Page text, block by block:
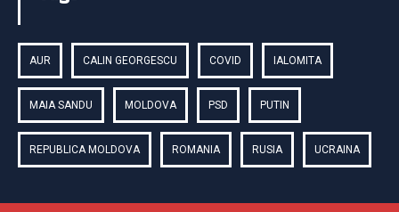
AUR CALIN GEORGESCU COVID IALOMITA
MAIA SANDU MOLDOVA PSD PUTIN
REPUBLICA MOLDOVA ROMANIA RUSIA UCRAINA